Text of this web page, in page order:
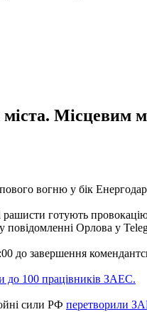
міста.
вогню у бік
готують
повідомленні Орлова у
до завершення
до 100 працівників ЗАЕС.
сили РФ перетворили